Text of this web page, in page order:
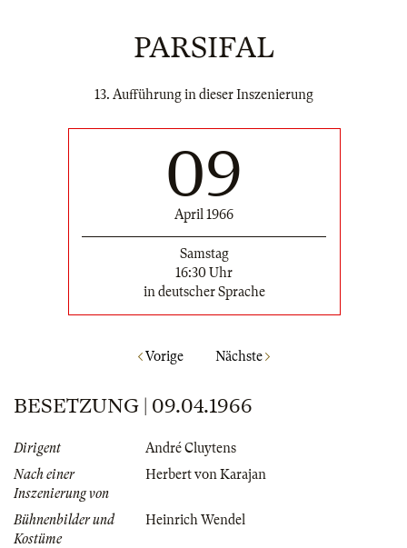
PARSIFAL
13. Aufführung in dieser Inszenierung
09
April 1966
Samstag
16:30 Uhr
in deutscher Sprache
Vorige Nächste
BESETZUNG | 09.04.1966
Dirigent
André Cluytens
Nach einer
Inszenierung von
Herbert von Karajan
Bühnenbilder und
Kostüme
Heinrich Wendel